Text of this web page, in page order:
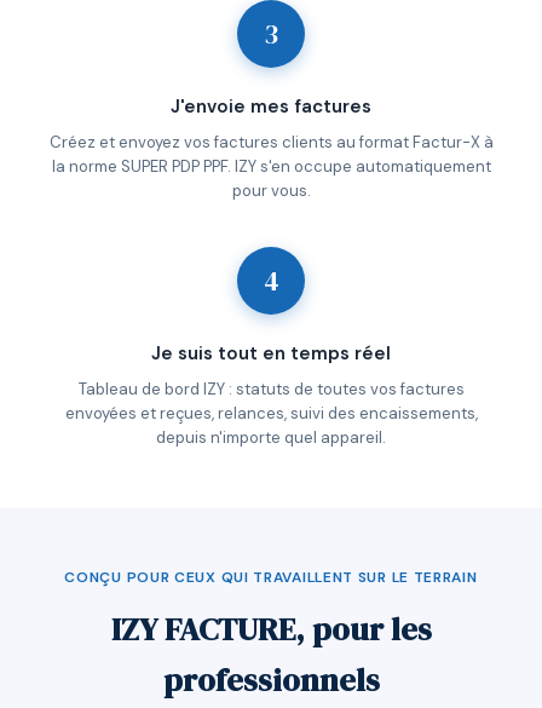
3
J'envoie mes factures
Créez et envoyez vos factures clients au format Factur-X à
la norme SUPER PDP PPF. IZY s'en occupe automatiquement
pour vous.
4
Je suis tout en temps réel
Tableau de bord IZY : statuts de toutes vos factures
envoyées et reçues, relances, suivi des encaissements,
depuis n'importe quel appareil.
CONÇU POUR CEUX QUI TRAVAILLENT SUR LE TERRAIN
IZY FACTURE, pour les
professionnels